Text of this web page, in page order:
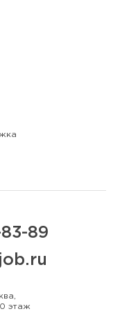
89
этаж